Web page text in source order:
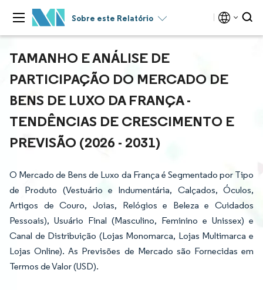
Sobre este Relatório
TAMANHO E ANÁLISE DE
PARTICIPAÇÃO DO MERCADO DE
BENS DE LUXO DA FRANÇA -
TENDÊNCIAS DE CRESCIMENTO E
PREVISÃO (2026 - 2031)
O Mercado de Bens de Luxo da França é Segmentado por Tipo
de Produto (Vestuário e Indumentária, Calçados, Óculos,
Artigos de Couro, Joias, Relógios e Beleza e Cuidados
Pessoais), Usuário Final (Masculino, Feminino e Unissex) e
Canal de Distribuição (Lojas Monomarca, Lojas Multimarca e
Lojas Online). As Previsões de Mercado são Fornecidas em
Termos de Valor (USD).